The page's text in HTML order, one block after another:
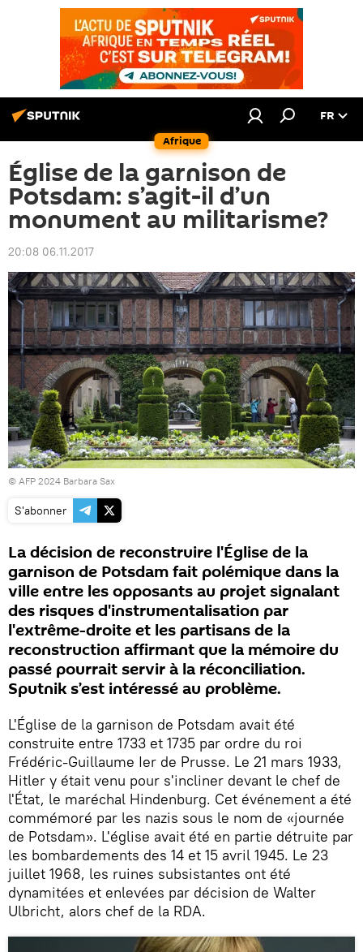
Afrique
FR
Église de la garnison de
Potsdam: s’agit-il d’un
monument au militarisme?
20:08 06.11.2017
© AFP 2024 Barbara Sax
S'abonner
La décision de reconstruire l'Église de la
garnison de Potsdam fait polémique dans la
ville entre les opposants au projet signalant
des risques d'instrumentalisation par
l'extrême-droite et les partisans de la
reconstruction affirmant que la mémoire du
passé pourrait servir à la réconciliation.
Sputnik s’est intéressé au problème.
L'Église de la garnison de Potsdam avait été
construite entre 1733 et 1735 par ordre du roi
Frédéric-Guillaume Ier de Prusse. Le 21 mars 1933,
Hitler y était venu pour s'incliner devant le chef de
l'État, le maréchal Hindenburg. Cet événement a été
commémoré par les nazis sous le nom de «journée
de Potsdam». L'église avait été en partie détruite par
les bombardements des 14 et 15 avril 1945. Le 23
juillet 1968, les ruines subsistantes ont été
dynamitées et enlevées par décision de Walter
Ulbricht, alors chef de la RDA.